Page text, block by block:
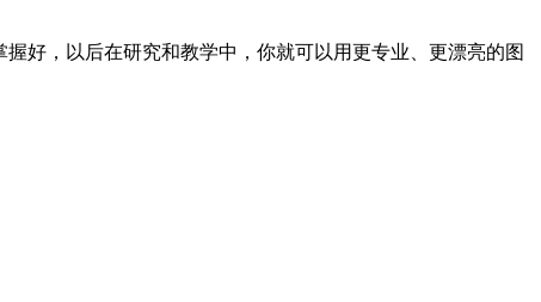
好，以后在研究和教学中，你就可以用更专业、更漂亮的图